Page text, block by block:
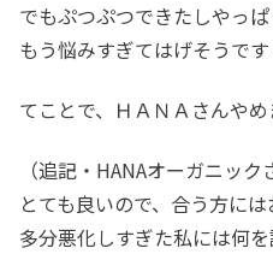
でもぷつぷつできたしやっ
もう悩みすぎてはげそうです
てことで、ＨＡＮＡさんや
（追記・HANAオーガニッ
とても良いので、合う方に
多分悪化しすぎた私には何